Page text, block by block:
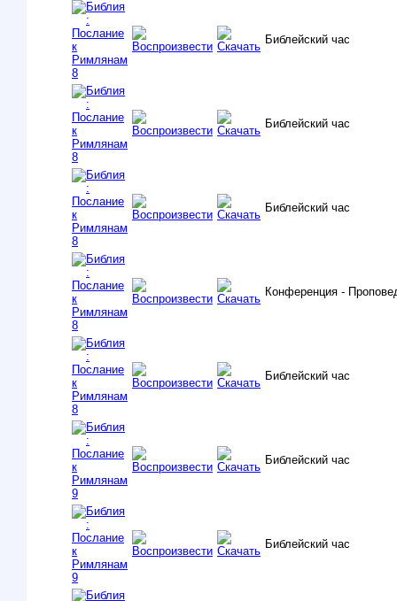
Библейский час
Библейский час
Библейский час
Конференция -
Библейский час
Библейский час
Библейский час